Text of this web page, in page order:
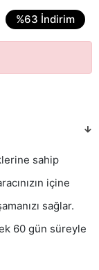
%63 İndirim
sahip
içine
sağlar.
60 gün süreyle